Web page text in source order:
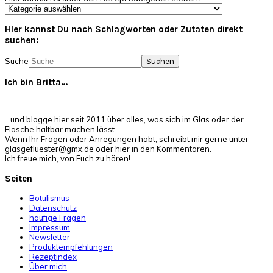
HIer kannst Du nach Schlagworten oder Zutaten direkt
suchen:
Suche
Ich bin Britta…
…und blogge hier seit 2011 über alles, was sich im Glas oder der
Flasche haltbar machen lässt.
Wenn Ihr Fragen oder Anregungen habt, schreibt mir gerne unter
glasgefluester@gmx.de oder hier in den Kommentaren.
Ich freue mich, von Euch zu hören!
Seiten
Botulismus
Datenschutz
häufige Fragen
Impressum
Newsletter
Produktempfehlungen
Rezeptindex
Über mich